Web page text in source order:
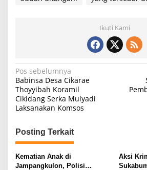
Ikuti Kami
N
a
v
g
a
s
Pos sebelumnya
Babinsa Desa Cikarae
Thoyyibah Koramil
Cikidang Serka Mulyadi
Laksanakan Komsos
Posting Terkait
Kematian Anak di
Jampangkulon, Polisi
Aksi